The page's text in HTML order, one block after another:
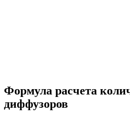
Формула расчета
диффузоров